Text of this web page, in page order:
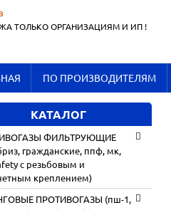
ТОЛЬКО ОРГАНИЗАЦИЯМ И ИП !
ПО ПРОИЗВОДИТЕЛЯМ
КАТАЛОГ
ФИЛЬТРУЮЩИЕ
гражданские, ппф, мк,
с резьбовым и
креплением)
ПРОТИВОГАЗЫ (пш-1,